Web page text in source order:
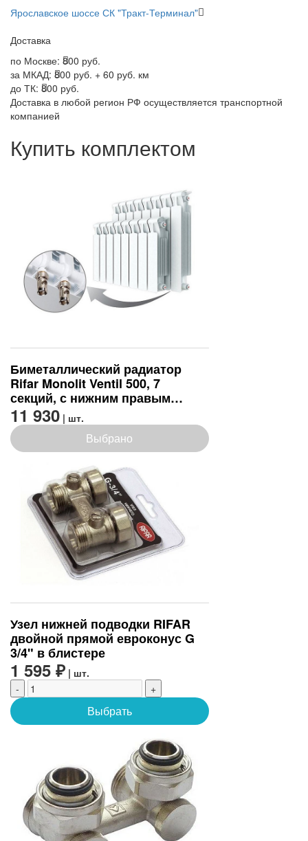
Ярославское шоссе СК "Тракт-Терминал"
Доставка
по Москве: 800 руб.
за МКАД: 800 руб. + 60 руб. км
до ТК: 800 руб.
Доставка в любой регион РФ осуществляется транспортной
компанией
Купить комплектом
Биметаллический радиатор
Rifar Monolit Ventil 500, 7
секций, с нижним правым
подключением
11 930 | шт.
Выбрано
Узел нижней подводки RIFAR
двойной прямой евроконус G
3/4" в блистере
1 595 ₽ | шт.
-
+
Выбрать